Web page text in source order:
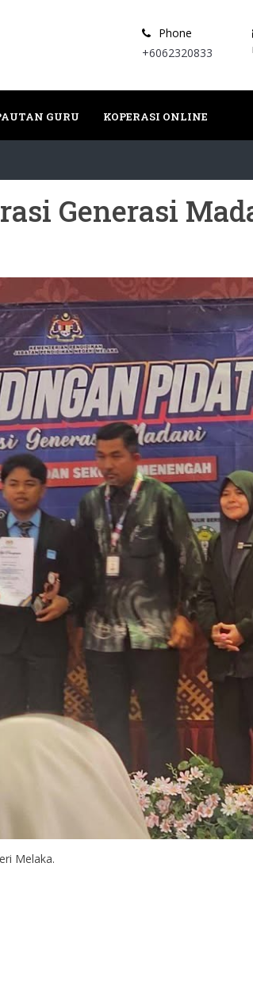
Phone
+6062320833
GURU KOPERASI ONLINE
Generasi
Melaka.